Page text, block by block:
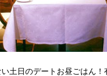
土日のデートお昼ごはん